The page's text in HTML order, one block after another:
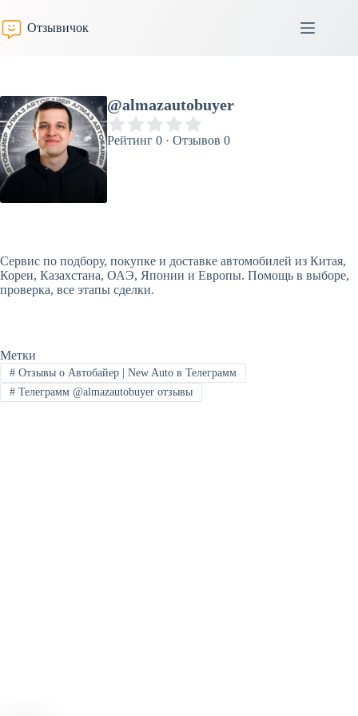
к
сути
Отзывичок
@almazautobuyer
Рейтинг 0 · Отзывов 0
Сервис по подбору, покупке и доставке автомобилей из Китая,
Кореи, Казахстана, ОАЭ, Японии и Европы. Помощь в выборе,
проверка, все этапы сделки.
Метки
#Отзывы о Автобайер | New Auto в Телеграмм
#Телеграмм @almazautobuyer отзывы